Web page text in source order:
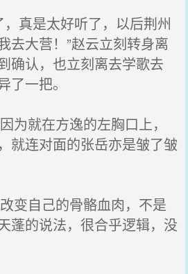
真是太好听了，以后荆州
去大营！”赵云立刻转身离
确认，也立刻离去学歌去
了一把。
为就在方逸的左胸口上，
就连对面的张岳亦是皱了皱
变自己的骨骼血肉，不是
蓬的说法，很合乎逻辑，没